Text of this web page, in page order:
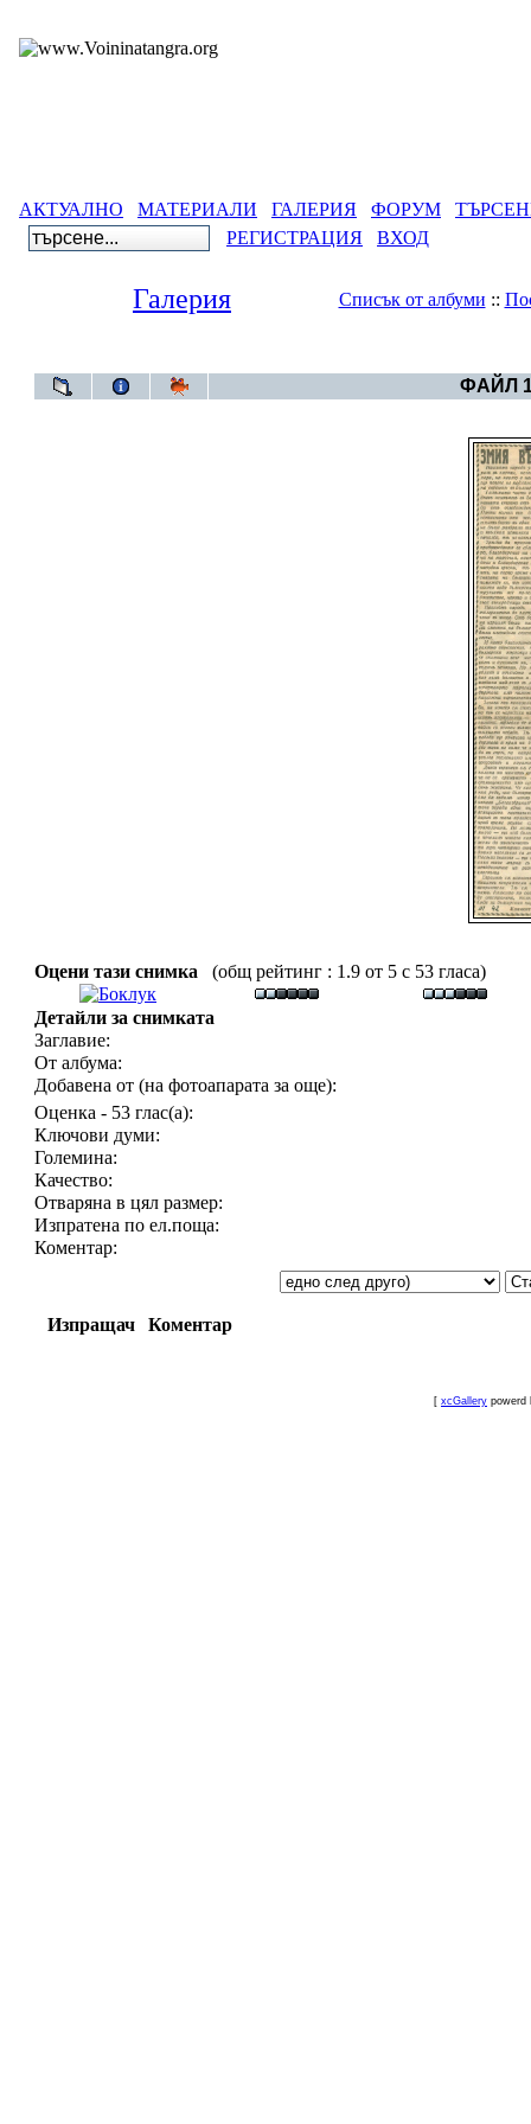
АКТУАЛНО МАТЕРИАЛИ ГАЛЕРИЯ ФОРУМ
РЕГИСТРАЦИЯ
ВХОД
Галерия Списък от албуми ::
ФАЙЛ
Оцени тази снимка (общ рейтинг : 1.9 от 5 с 53 гласа)
Детайли за снимката
Заглавие:
От албума:
Добавена от (на фотоапарата за още):
Оценка - 53 глас(а):
Ключови думи:
Големина:
Качество:
Отваряна в цял размер:
Изпратена по ел.поща:
Коментар:
Изпращач Коментар
[ xcGallery